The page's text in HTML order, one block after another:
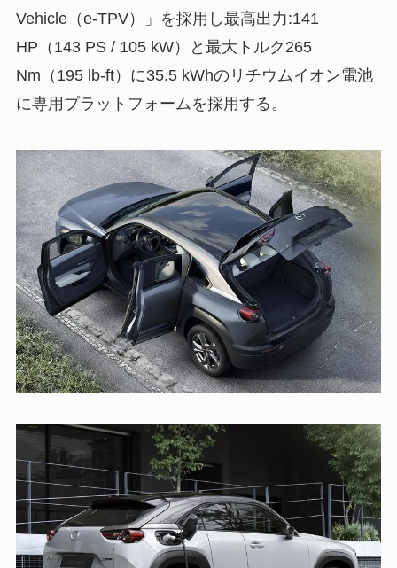
Vehicle（e-TPV）」を採用し最高出力:141
HP（143 PS / 105 kW）と最大トルク265
Nm（195 lb-ft）に35.5 kWhのリチウムイオン電池
に専用プラットフォームを採用する。